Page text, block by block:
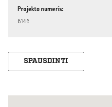
Projekto numeris
6146
SPAUSDINTI